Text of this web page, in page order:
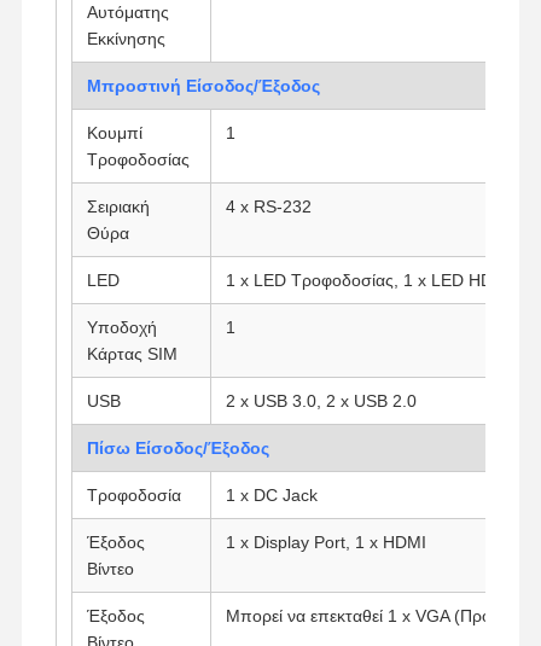
Αρχική
Σελίδα
Έλεγχος
Τώρα
Φάιργουολ Μίνι PC
Βιομηχανικό μίνι PC
Υπολογιστής Rack 1U
Celeron Μίνι PC
Μίνι PC Γραφείου
Αυτόματης
Εκκίνησης
Μπροστινή Είσοδος/Έξοδος
Κουμπί
Τροφοδοσίας
1
Σειριακή
Θύρα
4 x RS-232
LED 1 x LED Τροφοδοσίας, 1 x LED HDD
Υποδοχή
Κάρτας SIM
1
USB 2 x USB 3.0, 2 x USB 2.0
Πίσω Είσοδος/Έξοδος
Τροφοδοσία 1 x DC Jack
Έξοδος
Βίντεο
1 x Display Port, 1 x HDMI
Έξοδος
Βίντεο
Μπορεί να επεκταθεί 1 x VGA